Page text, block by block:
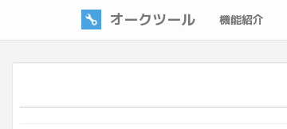
オークツール 機能紹介